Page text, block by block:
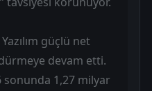
güçlü net
devam etti.
sonunda 1,27 milyar